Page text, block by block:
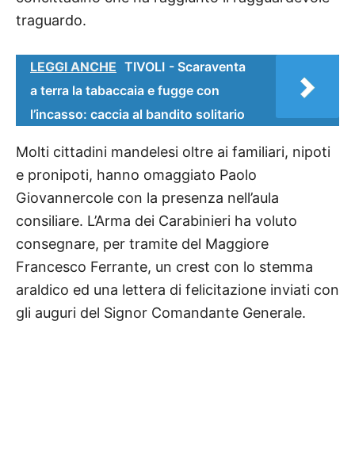
traguardo.
LEGGI ANCHE TIVOLI - Scaraventa
a terra la tabaccaia e fugge con
l’incasso: caccia al bandito solitario
Molti cittadini mandelesi oltre ai familiari, nipoti
e pronipoti, hanno omaggiato Paolo
Giovannercole con la presenza nell’aula
consiliare. L’Arma dei Carabinieri ha voluto
consegnare, per tramite del Maggiore
Francesco Ferrante, un crest con lo stemma
araldico ed una lettera di felicitazione inviati con
gli auguri del Signor Comandante Generale.